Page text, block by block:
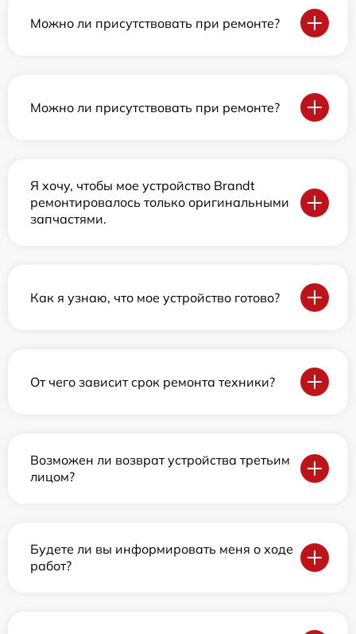
Можно ли присутствовать при ремонте?
Можно ли присутствовать при ремонте?
Я хочу, чтобы мое устройство Brandt
ремонтировалось только оригинальными
запчастями.
Как я узнаю, что мое устройство готово?
От чего зависит срок ремонта техники?
Возможен ли возврат устройства третьим
лицом?
Будете ли вы информировать меня о ходе
работ?